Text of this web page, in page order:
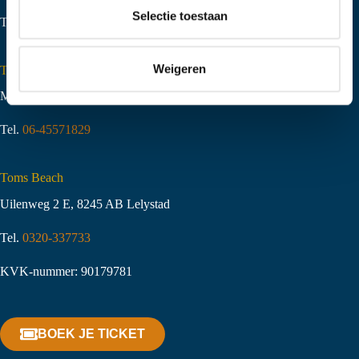
i
Selectie toestaan
Weigeren
Tel.
Toms Creek Appeltern
Molenstraat 10,6629 KJ Appeltern
Tel. 06-45571829
Toms Beach
Uilenweg 2 E, 8245 AB Lelystad
Tel. 0320-337733
KVK-nummer: 90179781
BOEK JE TICKET